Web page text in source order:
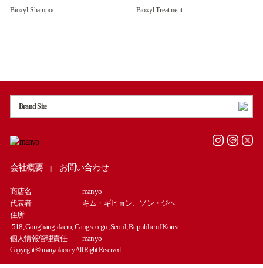
Bioxyl Shampoo Bioxyl Treatment
Brand Site
会社概要 お問い合わせ
商店名
manyo
代表者
キム・ギヒョン、ソン・ジヘ
住所
518, Gonghang-daero, Gangseo-gu, Seoul, Republic of Korea
個人情報管理責任
manyo
Copyright © manyofactory All Right Reserved.